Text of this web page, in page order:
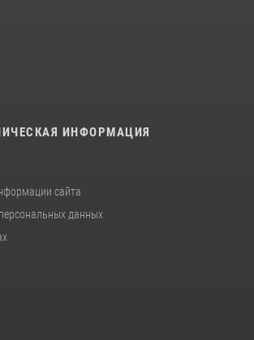
ИНФОРМАЦИЯ
сайта
данных